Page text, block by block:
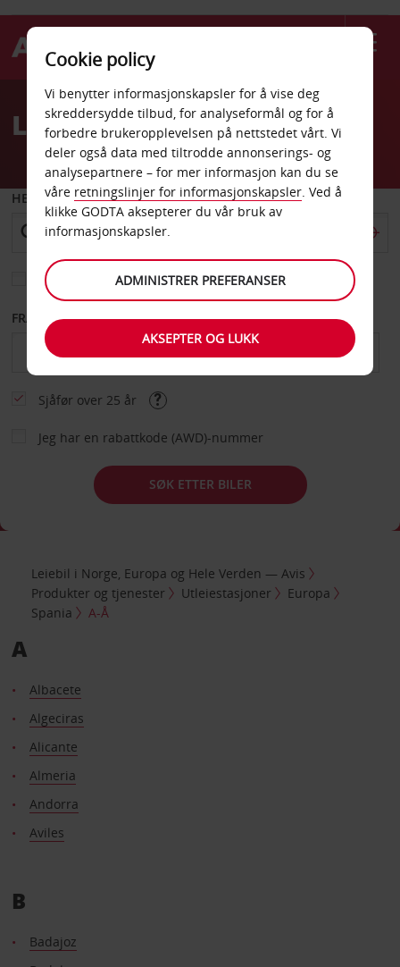
Welcome
AvisLeiebil Spania
HENT FRA
Velg et annet leveringssted
FRA DATO TIL DATO
Sjåfør over 25 år
Jeg har en rabattkode (AWD)-nummer
SØK ETTER BILER
Leiebil i Norge, Europa og Hele Verden — Avis
Produkter og tjenester
Utleiestasjoner
Europa
Spania
A-Å
A
Albacete
Algeciras
Alicante
Almeria
Andorra
Aviles
B
Badajoz
Cookie policy
Vi benytter informasjonskapsler for å vise deg
skreddersydde tilbud, for analyseformål og for å
forbedre brukeropplevelsen på nettstedet vårt. Vi
deler også data med tiltrodde annonserings- og
analysepartnere – for mer informasjon kan du se
våre retningslinjer for informasjonskapsler. Ved å
klikke GODTA aksepterer du vår bruk av
informasjonskapsler.
ADMINISTRER PREFERANSER
AKSEPTER OG LUKK